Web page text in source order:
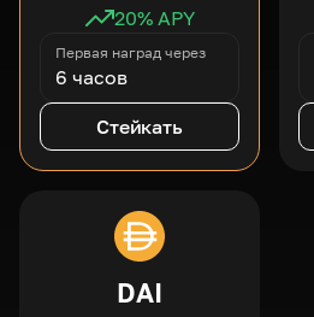
20% APY
Первая наград через
6 часов
Стейкать
DAI